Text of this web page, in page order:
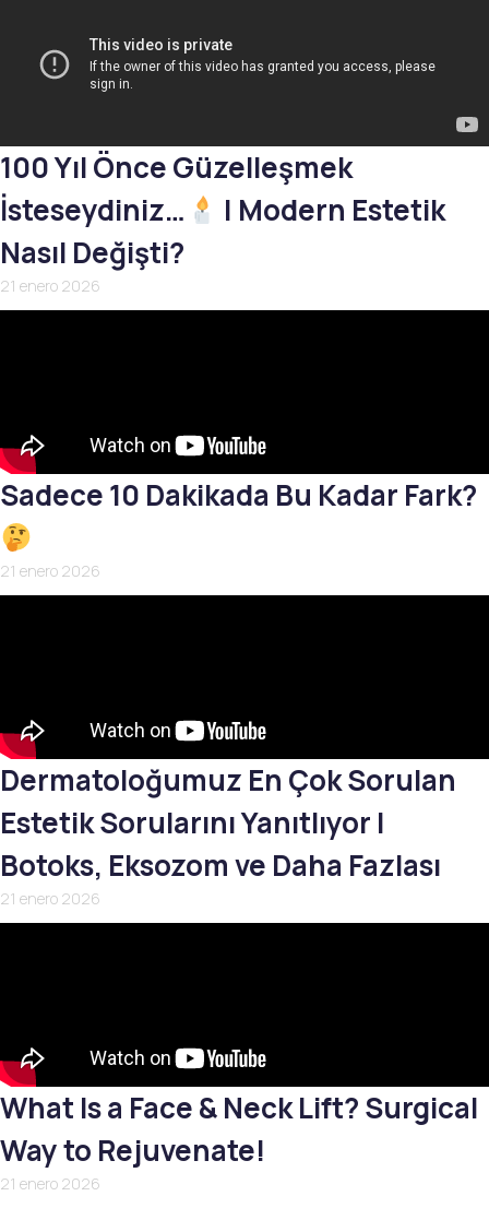
100 Yıl Önce Güzelleşmek
İsteseydiniz…
| Modern Estetik
Nasıl Değişti?
21 enero 2026
Sadece 10 Dakikada Bu Kadar Fark?
21 enero 2026
Dermatoloğumuz En Çok Sorulan
Estetik Sorularını Yanıtlıyor |
Botoks, Eksozom ve Daha Fazlası
21 enero 2026
What Is a Face & Neck Lift? Surgical
Way to Rejuvenate!
21 enero 2026